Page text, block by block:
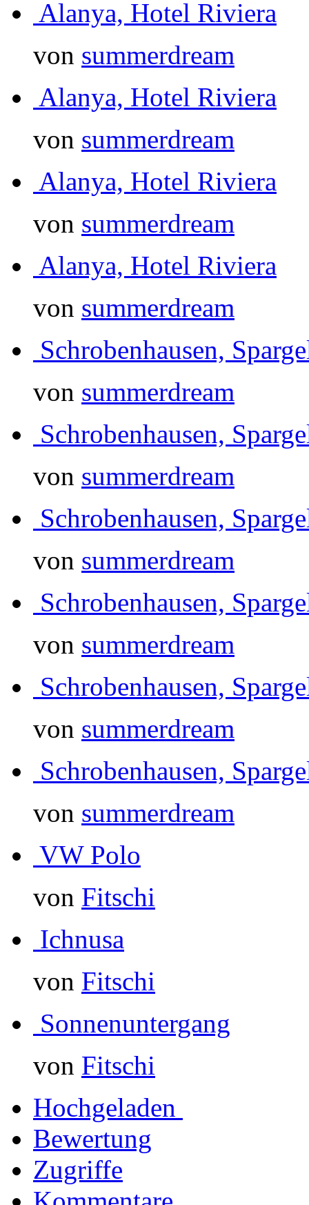
Alanya, Hotel Riviera
von summerdream
Alanya, Hotel Riviera
von summerdream
Alanya, Hotel Riviera
von summerdream
Alanya, Hotel Riviera
von summerdream
Schrobenhausen,
von summerdream
Schrobenhausen,
von summerdream
Schrobenhausen,
von summerdream
Schrobenhausen,
von summerdream
Schrobenhausen,
von summerdream
Schrobenhausen,
von summerdream
VW Polo
von Fitschi
Ichnusa
von Fitschi
Sonnenuntergang
von Fitschi
Hochgeladen
Bewertung
Zugriffe